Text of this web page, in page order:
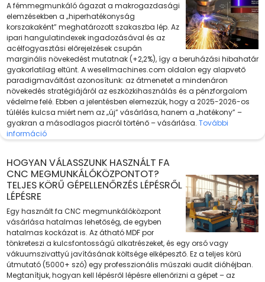
A fémmegmunkáló ágazat a makrogazdasági
elemzésekben a „hiperhatékonyság
korszakaként” meghatározott szakaszba lép. Az
ipari hangulatindexek ingadozásával és az
acélfogyasztási előrejelzések csupán
marginális növekedést mutatnak (+2,2%), így a beruházási hibahatár
gyakorlatilag eltűnt. A wesellmachines.com oldalon egy alapvető
paradigmaváltást azonosítunk: az átmenetet a mindenáron
növekedés stratégiájáról az eszközkihasználás és a pénzforgalom
védelme felé. Ebben a jelentésben elemezzük, hogy a 2025-2026-os
túlélés kulcsa miért nem az „új” vásárlása, hanem a „hatékony” –
gyakran a másodlagos piacról történő – vásárlása. További
információ
HOGYAN VÁLASSZUNK HASZNÁLT FA
CNC MEGMUNKÁLÓKÖZPONTOT?
TELJES KÖRŰ GÉPELLENŐRZÉS LÉPÉSRŐL
LÉPÉSRE
Egy használt fa CNC megmunkálóközpont
vásárlása hatalmas lehetőség, de egyben
hatalmas kockázat is. Az átható MDF por
tönkreteszi a kulcsfontosságú alkatrészeket, és egy orsó vagy
vákuumszivattyú javításának költsége elképesztő. Ez a teljes körű
útmutató (5000+ szó) egy professzionális műszaki audit dióhéjban.
Megtanítjuk, hogyan kell lépésről lépésre ellenőrizni a gépet – az